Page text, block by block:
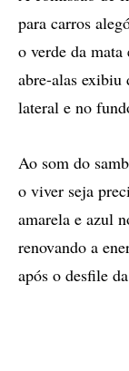
para carros
o verde da
abre-alas exibiu
lateral e no
Ao som do
o viver seja
amarela e azul
renovando a
após o desfile